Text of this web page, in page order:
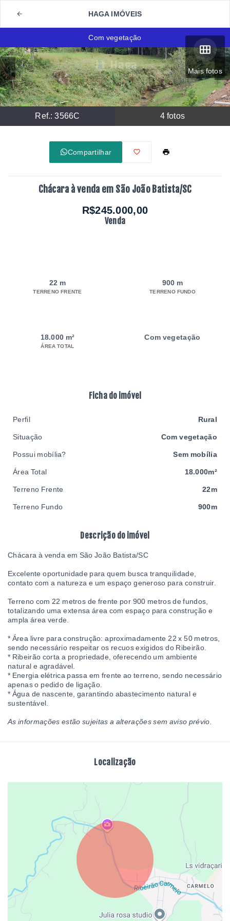
HAGA IMÓVEIS
Mais fotos
Ref.:3566C 4 fotos
Com vegetação
Compartilhar
Chácara à venda em São João Batista/SC
R$245.000,00
Venda
22 m
TERRENO FRENTE
900 m
TERRENO FUNDO
18.000 m²
ÁREA TOTAL
Com vegetação
Descrição do imóvel
Chácara à venda em São João Batista/SC
Excelente oportunidade para quem busca tranquilidade,
contato com a natureza e um espaço generoso para construir.
Terreno com 22 metros de frente por 900 metros de fundos,
totalizando uma extensa área com espaço para construção e
ampla área verde.
* Área livre para construção: aproximadamente 22 x 50 metros,
sendo necessário respeitar os recuos exigidos do Ribeirão.
* Ribeirão corta a propriedade, oferecendo um ambiente
natural e agradável.
* Energia elétrica passa em frente ao terreno, sendo necessário
apenas o pedido de ligação.
* Água de nascente, garantindo abastecimento natural e
sustentável.
As informações estão sujeitas a alterações sem aviso prévio.
Localização
Ficha do imóvel
Perfil Rural
Situação Com vegetação
Possui mobília? Sem mobília
Área Total 18.000m²
Terreno Frente 22m
Terreno Fundo 900m